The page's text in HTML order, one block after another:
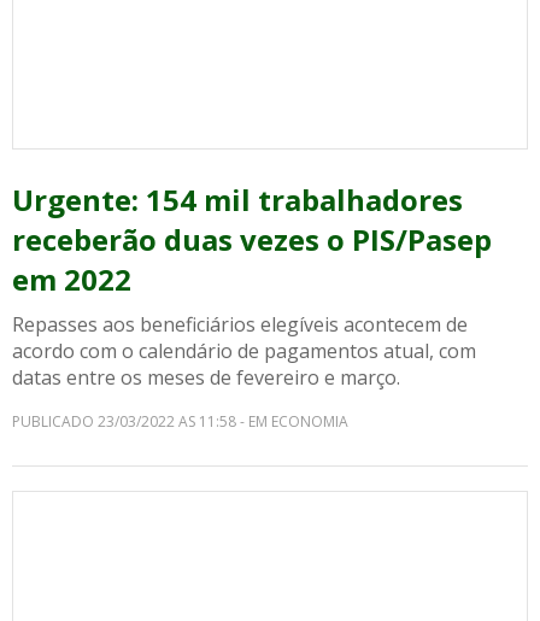
Urgente: 154 mil trabalhadores
receberão duas vezes o PIS/Pasep
em 2022
Repasses aos beneficiários elegíveis acontecem de
acordo com o calendário de pagamentos atual, com
datas entre os meses de fevereiro e março.
PUBLICADO 23/03/2022 AS 11:58 - EM ECONOMIA